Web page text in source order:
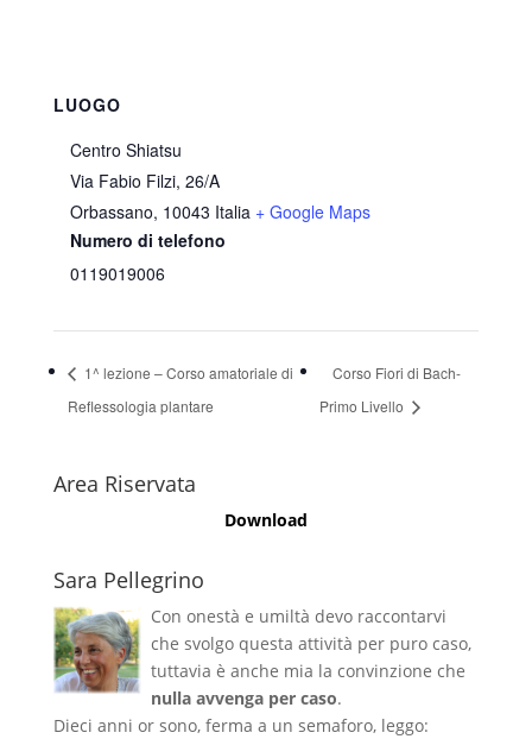
LUOGO
Centro Shiatsu
Via Fabio Filzi, 26/A
Orbassano, 10043 Italia + Google Maps
Numero di telefono
0119019006
1^ lezione – Corso amatoriale di
Reflessologia plantare
Corso Fiori di Bach-
Primo Livello
Area Riservata
Download
Sara Pellegrino
Con onestà e umiltà devo raccontarvi
che svolgo questa attività per puro caso,
tuttavia è anche mia la convinzione che
nulla avvenga per caso.
Dieci anni or sono, ferma a un semaforo, leggo: